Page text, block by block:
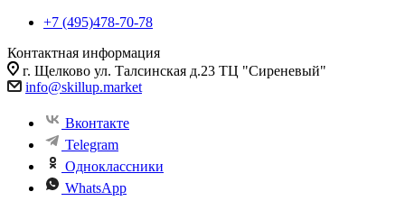
+7 (495)478-70-78
Контактная информация
г. Щелково ул. Талсинская д.23 ТЦ "Сиреневый"
info@skillup.market
Вконтакте
Telegram
Одноклассники
WhatsApp